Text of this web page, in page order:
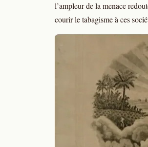
l’ampleur de la menace
courir le tabagisme à ces